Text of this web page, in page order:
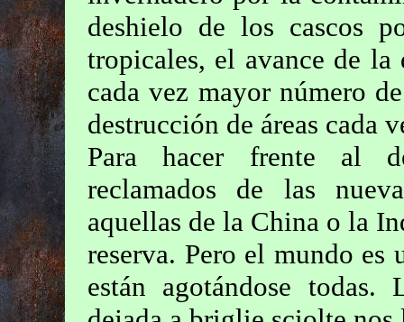
deshielo de los cascos
tropicales, el avance de
cada vez mayor número
destrucción de áreas cada
Para hacer frente al
reclamados de las
aquellas de la China o la
reserva. Pero el mundo es
están agotándose